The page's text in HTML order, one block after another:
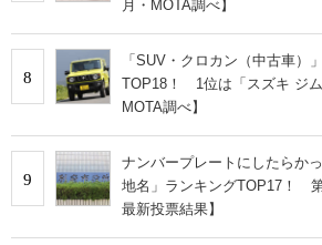
月・MOTA調べ】
8
「SUV・クロカン（中古車）
TOP18！ 1位は「スズキ ジム
MOTA調べ】
9
ナンバープレートにしたらか
地名」ランキングTOP17！
最新投票結果】